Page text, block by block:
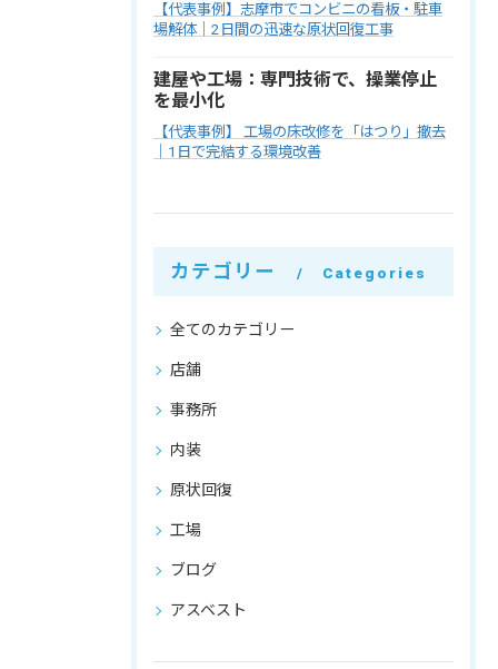
【代表事例】志摩市でコンビニの看板・駐車
場解体｜2日間の迅速な原状回復工事
建屋や工場：専門技術で、操業停止
を最小化
【代表事例】 工場の床改修を「はつり」撤去
｜1日で完結する環境改善
カテゴリー Categories
全てのカテゴリー
店舗
事務所
内装
原状回復
工場
ブログ
アスベスト